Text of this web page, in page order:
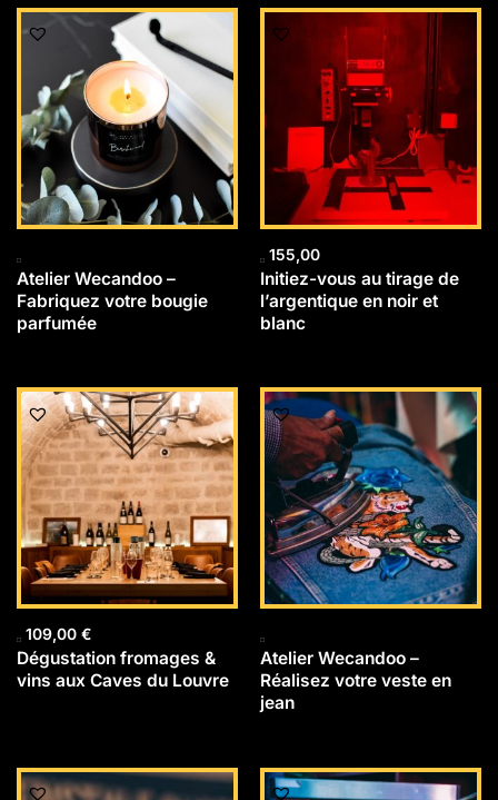
Atelier Wecandoo –
Fabriquez votre bougie
parfumée
155,00
Initiez-vous au tirage de
l’argentique en noir et
blanc
109,00 €
Dégustation fromages &
vins aux Caves du Louvre
Atelier Wecandoo –
Réalisez votre veste en
jean